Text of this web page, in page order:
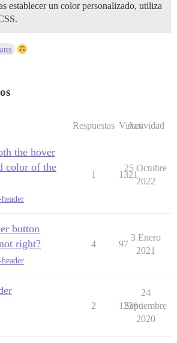
establecer un color personalizado, utiliza
Respuestas Vistas
Actividad
the hover
color of the
1 1321
25 Octubre
2022
button
right?
4 97
3 Enero
2021
2 1236
24
Septiembre
2020